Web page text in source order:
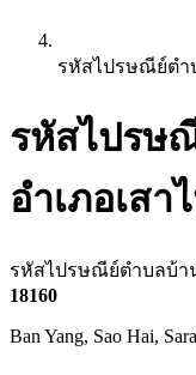
รหัสไปรษณีย์ตำ
รหัสไปรษ
อำเภอเส
รหัสไปรษณีย์ตำบลบ้า
18160
Ban Yang, Sao Hai,